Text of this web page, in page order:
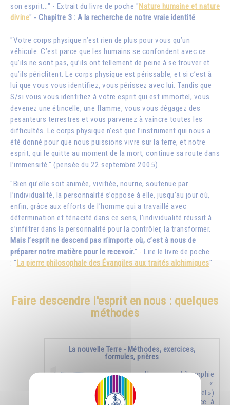
son esprit..." - Extrait du livre de poche "Nature humaine et nature
divine" - Chapitre 3 : A la recherche de notre vraie identité
"Votre corps physique n’est rien de plus pour vous qu’un
véhicule. C’est parce que les humains se confondent avec ce
qu’ils ne sont pas, qu’ils ont tellement de peine à se trouver et
qu’ils périclitent. Le corps physique est périssable, et si c’est à
lui que vous vous identifiez, vous périssez avec lui. Tandis que
S/si vous vous identifiez à votre esprit qui est immortel, vous
devenez une étincelle, une flamme, vous vous dégagez des
pesanteurs terrestres et vous parvenez à vaincre toutes les
difficultés. Le corps physique n’est que l’instrument qui nous a
été donné pour que nous puissions vivre sur la terre, et notre
esprit, qui le quitte au moment de la mort, continue sa route dans
l’immensité." (pensée du 22 septembre 2005)
"Bien qu’elle soit animée, vivifiée, nourrie, soutenue par
l’individualité, la personnalité s’oppose à elle, jusqu’au jour où,
enfin, grâce aux efforts de l’homme qui a travaillé avec
détermination et ténacité dans ce sens, l’individualité réussit à
s’infiltrer dans la personnalité pour la contrôler, la transformer.
Mais l’esprit ne descend pas n’importe où, c’est à nous de
préparer notre matière pour le recevoir." - Lire le livre de poche
: "La pierre philosophale des Évangiles aux traités alchimiques"
Faire descendre l'esprit en nous : quelques
méthodes
La nouvelle Terre - Méthodes, exercices,
formules, prières
Une philosophie
nouvelle (un «
nouveau ciel »)
donnera naissance à